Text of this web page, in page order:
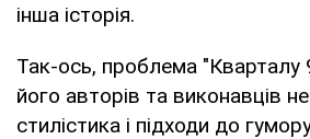
інша історія.
Так-ось, проблема "Кварталу
його авторів та виконавців
стилістика і підходи до